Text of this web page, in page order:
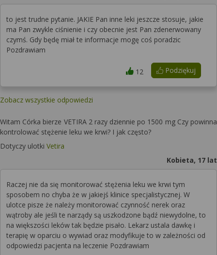
to jest trudne pytanie. JAKIE Pan inne leki jeszcze stosuje, jakie
ma Pan zwykle ciśnienie i czy obecnie jest Pan zdenerwowany
czymś. Gdy będę miał te informacje mogę coś poradzic
Pozdrawiam
Podziękuj
12
Zobacz wszystkie odpowiedzi
Witam Córka bierze VETIRA 2 razy dziennie po 1500 mg Czy powinna
kontrolować stężenie leku we krwi? I jak często?
Dotyczy ulotki Vetira
Kobieta, 17 lat
Raczej nie da się monitorować stężenia leku we krwi tym
sposobem no chyba że w jakiejś klinice specjalistycznej. W
ulotce pisze że należy monitorować czynność nerek oraz
wątroby ale jeśli te narządy są uszkodzone bądź niewydolne, to
na większości leków tak będzie pisało. Lekarz ustala dawkę i
terapię w oparciu o wywiad oraz modyfikuje to w zależności od
odpowiedzi pacjenta na leczenie Pozdrawiam